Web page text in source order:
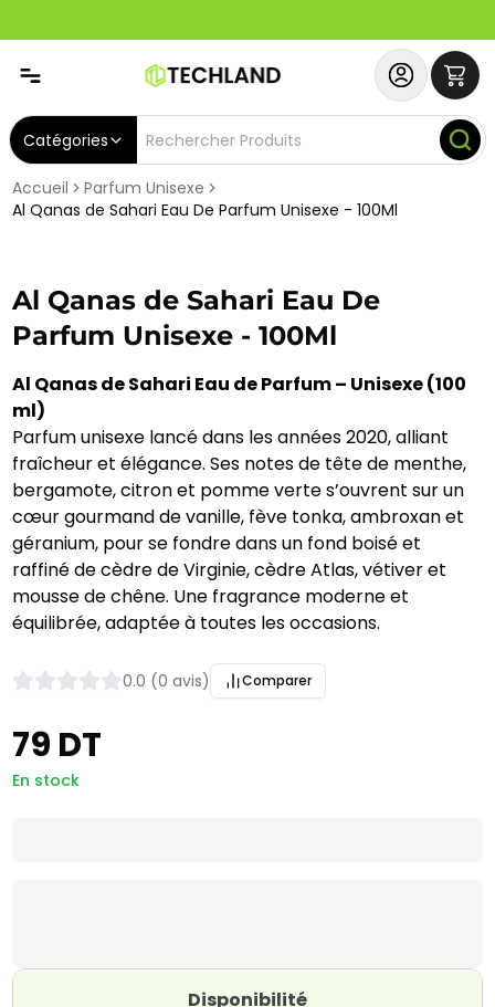
Catégories
Accueil
Parfum Unisexe
Al Qanas de Sahari Eau De Parfum Unisexe - 100Ml
Al Qanas de Sahari Eau De
Parfum Unisexe - 100Ml
Al Qanas de Sahari Eau de Parfum – Unisexe (100
ml)
Parfum unisexe lancé dans les années 2020, alliant
fraîcheur et élégance. Ses notes de tête de menthe,
bergamote, citron et pomme verte s’ouvrent sur un
cœur gourmand de vanille, fève tonka, ambroxan et
géranium, pour se fondre dans un fond boisé et
raffiné de cèdre de Virginie, cèdre Atlas, vétiver et
mousse de chêne. Une fragrance moderne et
équilibrée, adaptée à toutes les occasions.
0.0 (0 avis) Comparer
79 DT
En stock
Disponibilité